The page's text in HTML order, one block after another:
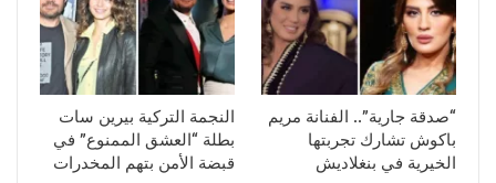
“صدقة جارية”.. الفنانة مريم
باكوش تشارك تجربتها
الخيرية في بنغلاديش
النجمة التركية بيرين سات
بطلة “العشق الممنوع” في
قبضة الأمن بتهم المخدرات